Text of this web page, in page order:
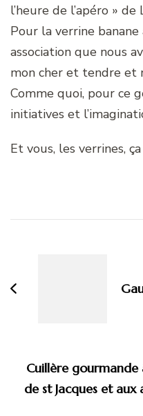
l’heure de l’apéro »
Pour la verrine
association que nous
mon cher et tendre et
Comme quoi, pour ce
initiatives et
Et vous, les verrines,
Cuillère gourmande
de st Jacques et aux